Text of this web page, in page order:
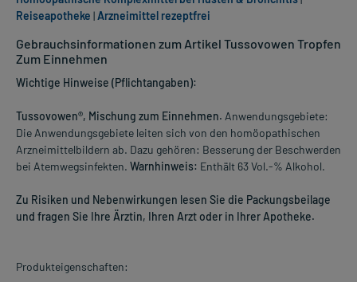
Gebrauchsinformationen zum Artikel Tussovowen Tropfen
Zum Einnehmen
Wichtige Hinweise (Pflichtangaben):
Tussovowen®, Mischung zum Einnehmen. Anwendungsgebiete:
Die Anwendungsgebiete leiten sich von den homöopathischen
Arzneimittelbildern ab. Dazu gehören: Besserung der Beschwerden
bei Atemwegsinfekten. Warnhinweis: Enthält 63 Vol.-% Alkohol.
Zu Risiken und Nebenwirkungen lesen Sie die Packungsbeilage
und fragen Sie Ihre Ärztin, Ihren Arzt oder in Ihrer Apotheke.
Produkteigenschaften:
Reiseapotheke |Arzneimittel rezeptfrei